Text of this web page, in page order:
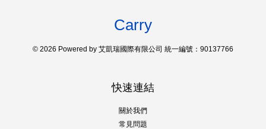
Carry
© 2026 Powered by 艾凱瑞國際有限公司 統一編號：90137766
快速連結
關於我們
常見問題